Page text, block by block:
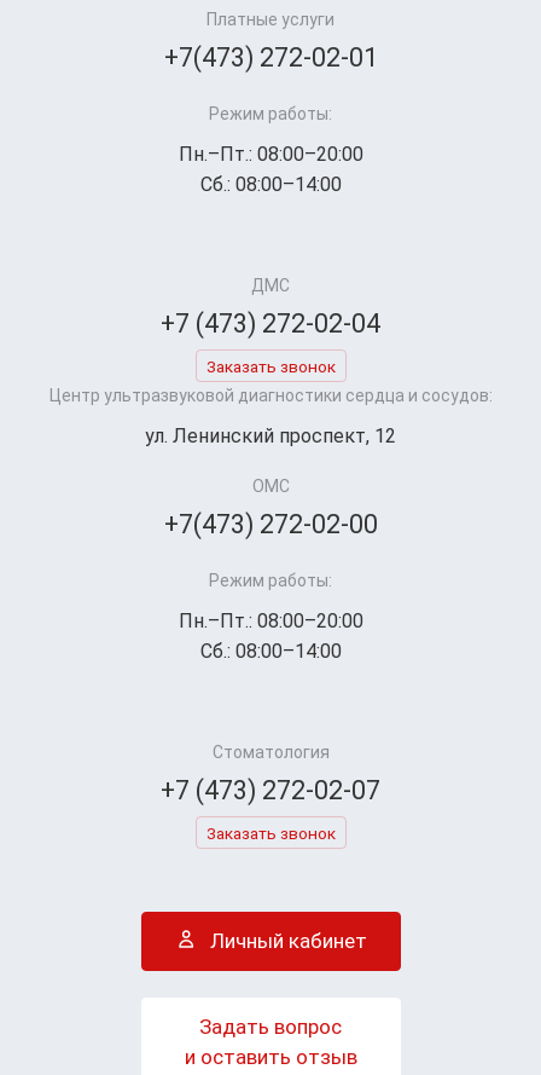
Платные услуги
+7(473) 272-02-01
Режим работы:
Пн.–Пт.: 08:00–20:00
Сб.: 08:00–14:00
ДМС
+7 (473) 272-02-04
Заказать звонок
Центр ультразвуковой диагностики сердца и сосудов:
ул. Ленинский проспект, 12
ОМС
+7(473) 272-02-00
Режим работы:
Пн.–Пт.: 08:00–20:00
Сб.: 08:00–14:00
Стоматология
+7 (473) 272-02-07
Заказать звонок
Личный кабинет
Задать вопрос
и оставить отзыв